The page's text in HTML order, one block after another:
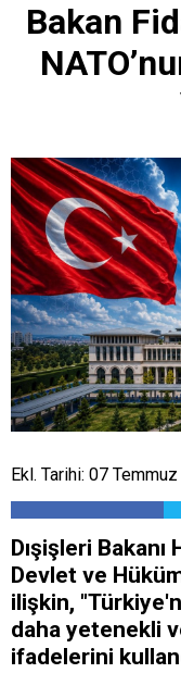
Bakan
Ekl. Tarihi: 07
Dışişleri Bakanı
Devlet ve
ilişkin,
daha yetenekli
ifadelerini